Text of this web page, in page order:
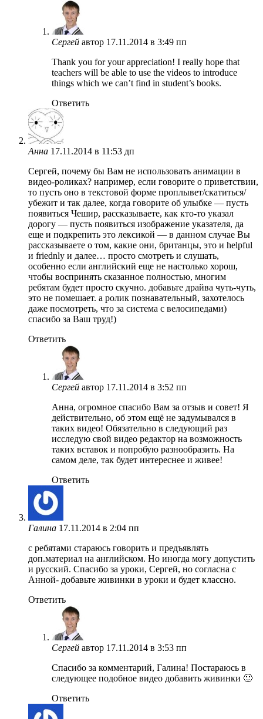
Сергей автор 17.11.2014 в 3:49 пп
Thank you for your appreciation! I really hope that
teachers will be able to use the videos to introduce
things which we can’t find in student’s books.
Ответить
Анна 17.11.2014 в 11:53 дп
Сергей, почему бы Вам не использовать анимации в
видео-роликах? например, если говорите о приветствии,
то пусть оно в текстовой форме проплывет/скатиться/
убежит и так далее, когда говорите об улыбке — пусть
появиться Чешир, рассказываете, как кто-то указал
дорогу — пусть появиться изображение указателя, да
еще и подкрепить это лексикой — в данном случае Вы
рассказываете о том, какие они, британцы, это и helpful
и friednly и далее… просто смотреть и слушать,
особенно если английский еще не настолько хорош,
чтобы воспринять сказанное полностью, многим
ребятам будет просто скучно. добавьте драйва чуть-чуть,
это не помешает. а ролик познавательный, захотелось
даже посмотреть, что за система с велосипедами)
спасибо за Ваш труд!)
Ответить
Сергей автор 17.11.2014 в 3:52 пп
Анна, огромное спасибо Вам за отзыв и совет! Я
действительно, об этом ещё не задумывался в
таких видео! Обязательно в следующий раз
исследую свой видео редактор на возможность
таких вставок и попробую разнообразить. На
самом деле, так будет интереснее и живее!
Ответить
Галина 17.11.2014 в 2:04 пп
с ребятами стараюсь говорить и предъявлять
доп.материал на английском. Но иногда могу допустить
и русский. Спасибо за уроки, Сергей, но согласна с
Анной- добавьте живинки в уроки и будет классно.
Ответить
Сергей автор 17.11.2014 в 3:53 пп
Спасибо за комментарий, Галина! Постараюсь в
следующее подобное видео добавить живинки 🙂
Ответить